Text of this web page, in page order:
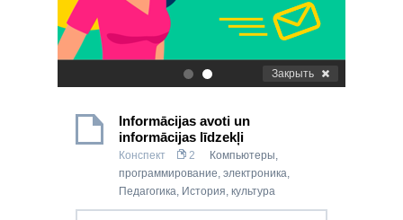
. Закрыть
Informācijas avoti un
informācijas līdzekļi
Конспект 2
Компьютеры,
программирование, электроника,
Педагогика, История, культура